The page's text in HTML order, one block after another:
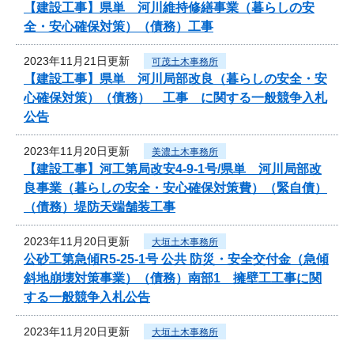
【建設工事】県単 河川維持修繕事業（暮らしの安
全・安心確保対策）（債務）工事
2023年11月21日更新 可茂土木事務所
【建設工事】県単 河川局部改良（暮らしの安全・安
心確保対策）（債務） 工事 に関する一般競争入札
公告
2023年11月20日更新 美濃土木事務所
【建設工事】河工第局改安4-9-1号/県単 河川局部改
良事業（暮らしの安全・安心確保対策費）（緊自債）
（債務）堤防天端舗装工事
2023年11月20日更新 大垣土木事務所
公砂工第急傾R5-25-1号 公共 防災・安全交付金（急傾
斜地崩壊対策事業）（債務）南部1 擁壁工工事に関
する一般競争入札公告
2023年11月20日更新 大垣土木事務所